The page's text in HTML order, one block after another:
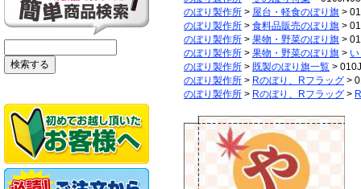
のぼり製作所 > 屋台・軽食のぼり旗 >
のぼり製作所 > 食料品販売のぼり旗 >
のぼり製作所 > 果物・野菜のぼり旗 >
のぼり製作所 > 果物・野菜のぼり旗 >
のぼり製作所 > 既製のぼり旗一覧 >
のぼり製作所 > Rのぼり、Rフラッグ >
のぼり製作所 > Rのぼり、Rフラッグ >